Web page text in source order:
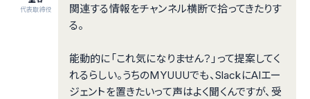
代表取締役
関連する情報をチャンネル横断で拾ってきたりす
る。
能動的に「これ気になりません？」って提案してく
れるらしい。うちのMYUUUでも、SlackにAIエー
ジェントを置きたいって声はよく聞くんですが、受